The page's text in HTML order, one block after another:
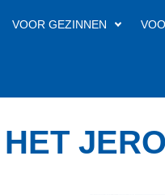
VOOR GEZINNEN